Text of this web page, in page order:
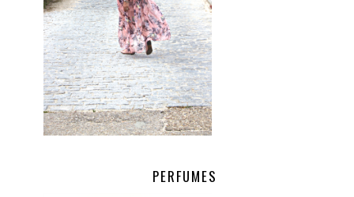
PERFUMES